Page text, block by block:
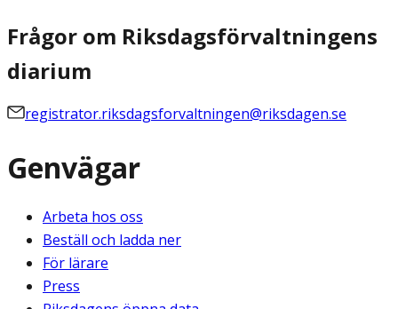
Frågor om Riksdagsförvaltningens
diarium
registrator.riksdagsforvaltningen@riksdagen.se
Genvägar
Arbeta hos oss
Beställ och ladda ner
För lärare
Press